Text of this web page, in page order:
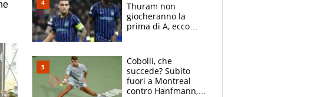
Thuram non
giocheranno la
prima di A, ecco
Esposito ma la
garanzia è Stankovic
Cobolli, che
succede? Subito
fuori a Montreal
contro Hanfmann,